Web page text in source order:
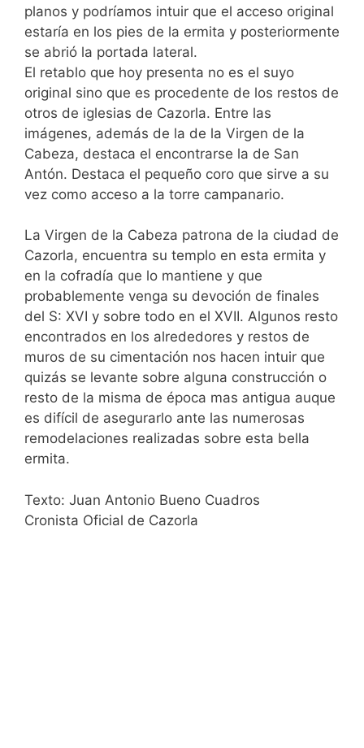
planos y podríamos intuir que el acceso original
estaría en los pies de la ermita y posteriormente
se abrió la portada lateral.
El retablo que hoy presenta no es el suyo
original sino que es procedente de los restos de
otros de iglesias de Cazorla. Entre las
imágenes, además de la de la Virgen de la
Cabeza, destaca el encontrarse la de San
Antón. Destaca el pequeño coro que sirve a su
vez como acceso a la torre campanario.
La Virgen de la Cabeza patrona de la ciudad de
Cazorla, encuentra su templo en esta ermita y
en la cofradía que lo mantiene y que
probablemente venga su devoción de finales
del S: XVI y sobre todo en el XVII. Algunos resto
encontrados en los alrededores y restos de
muros de su cimentación nos hacen intuir que
quizás se levante sobre alguna construcción o
resto de la misma de época mas antigua auque
es difícil de asegurarlo ante las numerosas
remodelaciones realizadas sobre esta bella
ermita.
Texto: Juan Antonio Bueno Cuadros
Cronista Oficial de Cazorla